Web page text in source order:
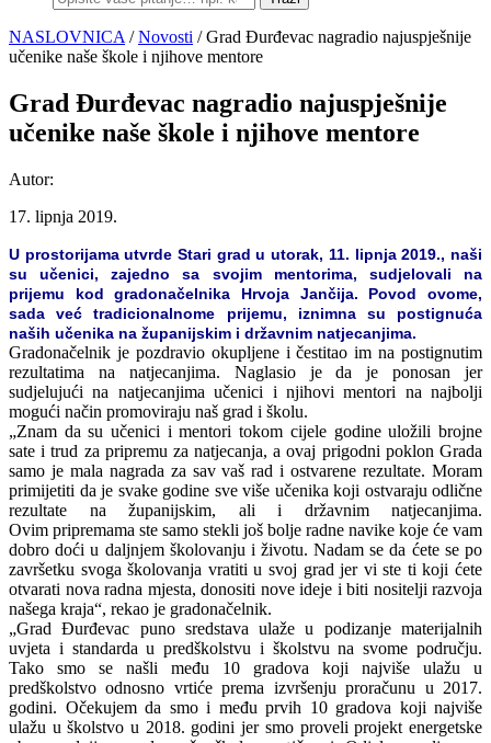
NASLOVNICA /Novosti / Grad Đurđevac nagradio najuspješnije
učenike naše škole i njihove mentore
Grad Đurđevac nagradio najuspješnije
učenike naše škole i njihove mentore
Autor:
17. lipnja 2019.
U prostorijama utvrde Stari grad u utorak, 11. lipnja 2019., naši
su učenici, zajedno sa svojim mentorima, sudjelovali na
prijemu kod gradonačelnika Hrvoja Jančija. Povod ovome,
sada već tradicionalnome prijemu, iznimna su postignuća
naših učenika na županijskim i državnim natjecanjima.
Gradonačelnik je pozdravio okupljene i čestitao im na postignutim
rezultatima na natjecanjima. Naglasio je da je ponosan jer
sudjelujući na natjecanjima učenici i njihovi mentori na najbolji
mogući način promoviraju naš grad i školu.
„Znam da su učenici i mentori tokom cijele godine uložili brojne
sate i trud za pripremu za natjecanja, a ovaj prigodni poklon Grada
samo je mala nagrada za sav vaš rad i ostvarene rezultate. Moram
primijetiti da je svake godine sve više učenika koji ostvaraju odlične
rezultate na županijskim, ali i državnim natjecanjima.
Ovim pripremama ste samo stekli još bolje radne navike koje će vam
dobro doći u daljnjem školovanju i životu. Nadam se da ćete se po
završetku svoga školovanja vratiti u svoj grad jer vi ste ti koji ćete
otvarati nova radna mjesta, donositi nove ideje i biti nositelji razvoja
našega kraja“, rekao je gradonačelnik.
„Grad Đurđevac puno sredstava ulaže u podizanje materijalnih
uvjeta i standarda u predškolstvu i školstvu na svome području.
Tako smo se našli među 10 gradova koji najviše ulažu u
predškolstvo odnosno vrtiće prema izvršenju proračunu u 2017.
godini. Očekujem da smo i među prvih 10 gradova koji najviše
ulažu u školstvo u 2018. godini jer smo proveli projekt energetske